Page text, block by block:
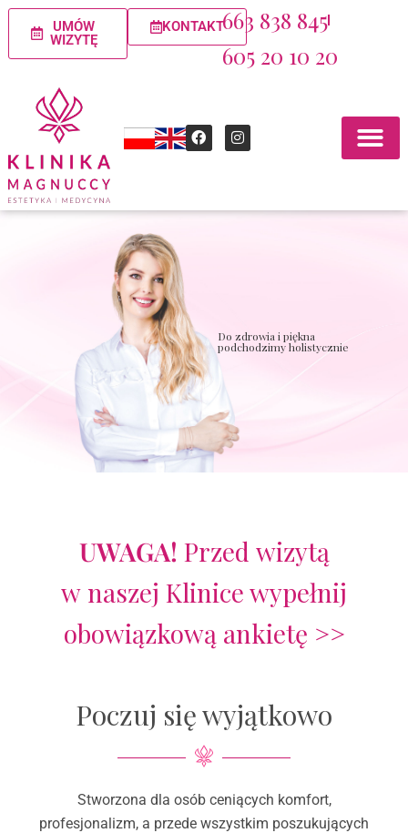
UMÓW
WIZYTĘ
KONTAKT663 838 845
605 20 10 20
Do zdrowia i piękna
podchodzimy holistycznie
UWAGA! Przed wizytą
w naszej Klinice wypełnij
obowiązkową ankietę >>
Poczuj się wyjątkowo
Stworzona dla osób ceniących komfort,
profesjonalizm, a przede wszystkim poszukujących